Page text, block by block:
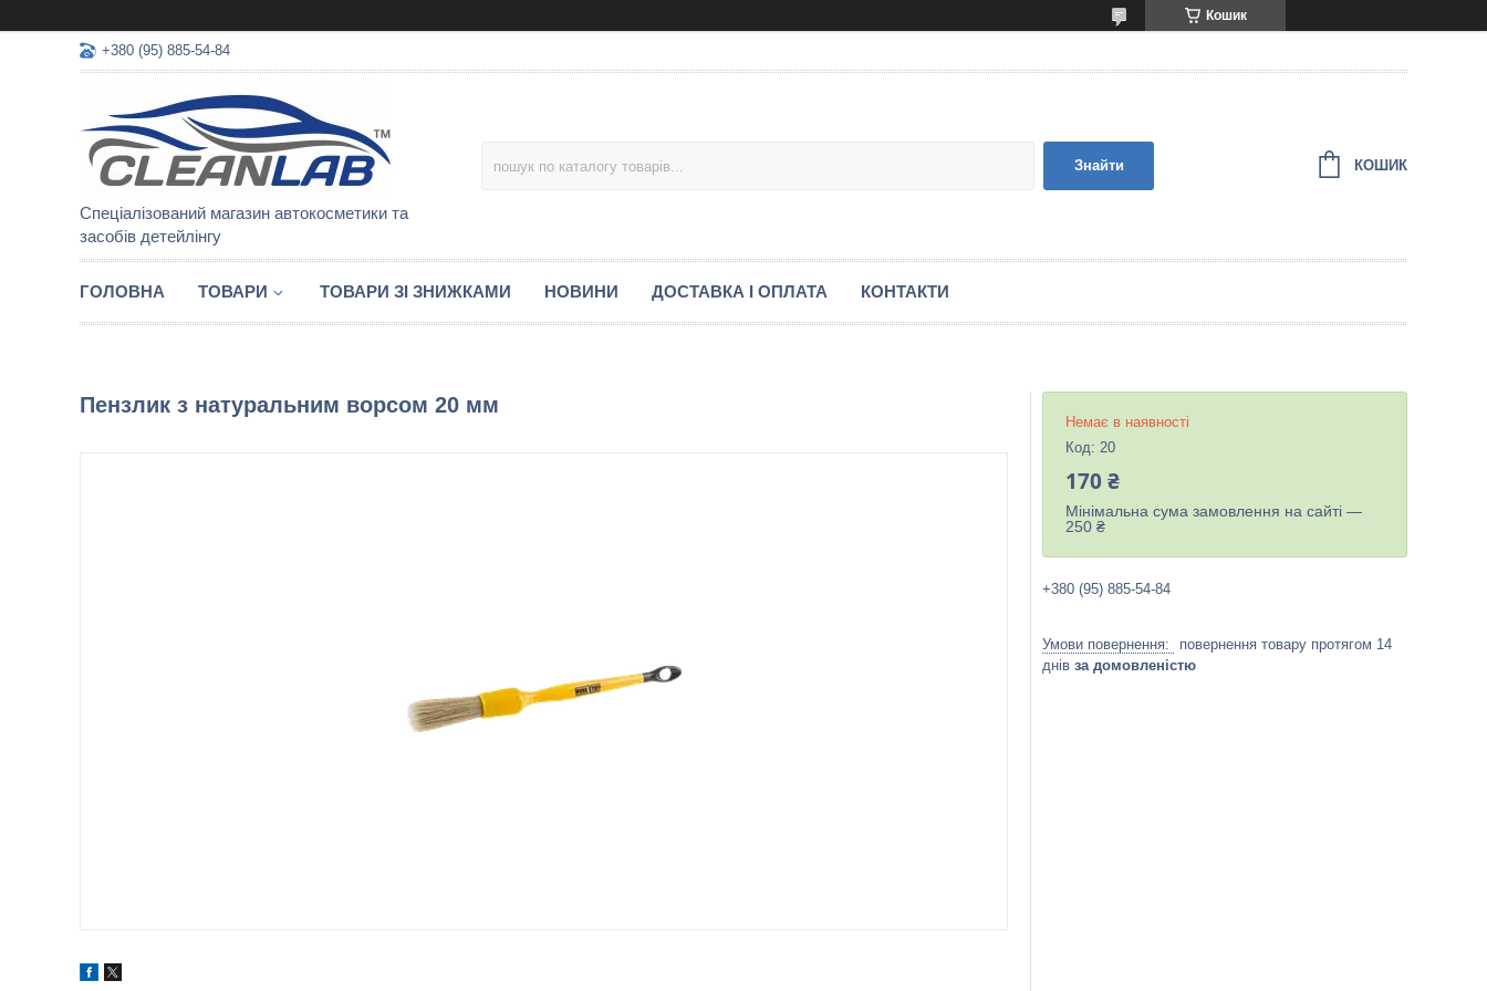
Кошик
+380 (95) 885-54-84
Спеціалізований магазин автокосметики та
засобів детейлінгу
Знайти КОШИК
ГОЛОВНА ТОВАРИ ТОВАРИ ЗІ ЗНИЖКАМИ НОВИНИ ДОСТАВКА І ОПЛАТА КОНТАКТИ
Пензлик з натуральним ворсом 20 мм
Немає в наявності
Код: 20
170 ₴
Мінімальна сума замовлення на сайті —
250 ₴
+380 (95) 885-54-84
повернення товару протягом 14
днів за домовленістю